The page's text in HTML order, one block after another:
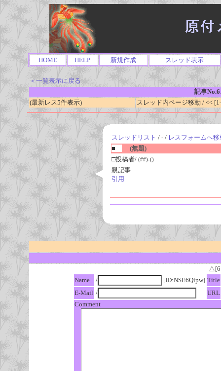
HOME HELP 新規作成 スレッド表示
＜一覧表示に戻る
記事
(最新レス5件表示)
スレッド内ページ移動 / <<
スレッドリスト / - / レスフォームへ移
■
(無題)
□投稿者/ (##)-()
親記事
引用
Name
/ [ID:NSE6Qipw] Title
E-Mail /
URL
Comment